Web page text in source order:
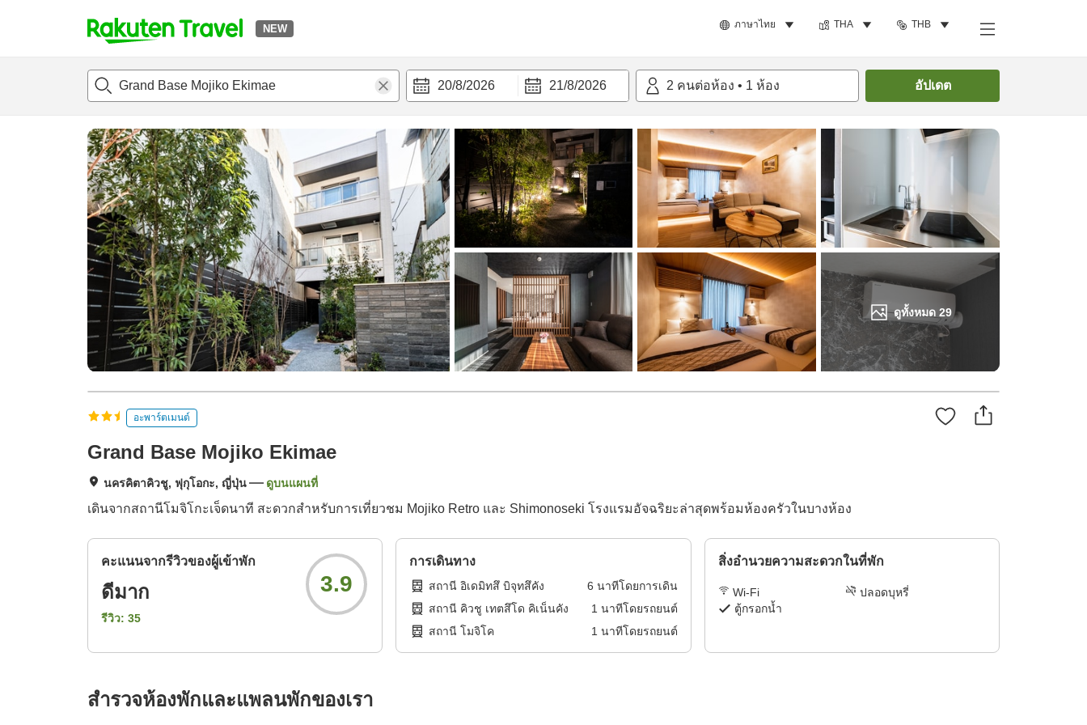
NEW ภาษาไทย THA THB
t
p
a
g
e
_
s
e
a
r
c
h
20/8/2026 21/8/2026 2 คนต่อห้อง • 1 ห้อง อัปเดต
ดูทั้งหมด 29
แนะนำที่พักห้องพักและแพลนพักรีวิวไฮไลต์ สิ่่งอำนวยความสะดวก ค้นหาห้องพัก
อะพาร์ตเมนต์
Grand Base Mojiko Ekimae
นครคิตาคิวชู, ฟุกุโอกะ, ญี่ปุ่น ดูบนแผนที่
เดินจากสถานีโมจิโกะเจ็ดนาที สะดวกสำหรับการเที่ยวชม Mojiko Retro และ Shimonoseki โรงแรมอัจฉริยะล่าสุดพร้อมห้องครัวในบางห้อง
คะแนนจากรีวิวของผู้เข้าพัก
ดีมาก
รีวิว: 35
3.9
การเดินทาง
สถานี อิเดมิทสึ บิจุทสึคัง 6 นาทีโดยการเดิน
สถานี คิวชู เทตสึโด คิเน็นคัง
1 นาทีโดยรถยนต์
สถานี โมจิโค
1 นาทีโดยรถยนต์
สิ่งอำนวยความสะดวกในที่พัก
Wi-Fi
ปลอดบุหรี่
ตู้กรอกน้ำ
สำรวจห้องพักและแพลนพักของเรา